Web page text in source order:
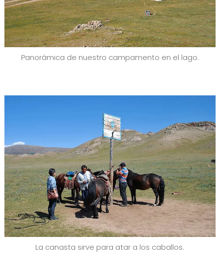
Panorámica de nuestro campamento en el lago.
La canasta sirve para atar a los caballos.